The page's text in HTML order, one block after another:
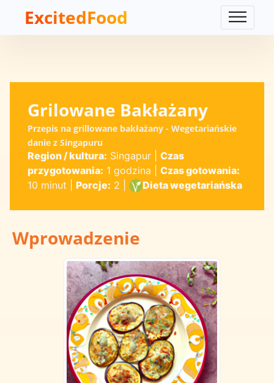
ExcitedFood
Grilowane Bakłażany
Przepis na grillowane bakłażany - Wegetariańskie
danie z Singapuru
Region / kultura: Singapur| Czas
przygotowania: 1 godzina
Czas gotowania:
10 minut
Porcje: 2 Dieta wegetariańska
Wprowadzenie